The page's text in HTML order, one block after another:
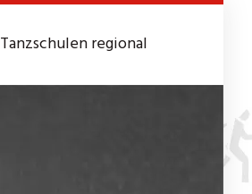
Tanzschulen regional